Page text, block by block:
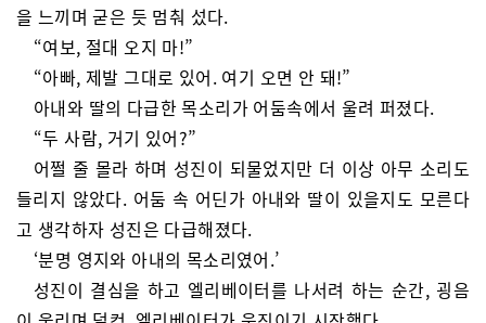
을 느끼며 굳은 듯 멈춰 섰다.
“여보, 절대 오지 마!”
“아빠, 제발 그대로 있어. 여기 오면 안 돼!”
아내와 딸의 다급한 목소리가 어둠속에서 울려 퍼졌다.
“두 사람, 거기 있어?”
어쩔 줄 몰라 하며 성진이 되물었지만 더 이상 아무 소리도
들리지 않았다. 어둠 속 어딘가 아내와 딸이 있을지도 모른다
고 생각하자 성진은 다급해졌다.
‘분명 영지와 아내의 목소리였어.’
성진이 결심을 하고 엘리베이터를 나서려 하는 순간, 굉음